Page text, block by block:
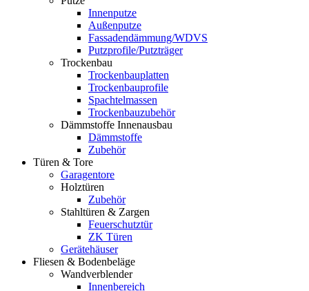
Innenputze
Außenputze
Fassadendämmung/WDVS
Putzprofile/Putzträger
Trockenbau
Trockenbauplatten
Trockenbauprofile
Spachtelmassen
Trockenbauzubehör
Dämmstoffe Innenausbau
Dämmstoffe
Zubehör
Türen & Tore
Garagentore
Holztüren
Zubehör
Stahltüren & Zargen
Feuerschutztür
ZK Türen
Gerätehäuser
Fliesen & Bodenbeläge
Wandverblender
Innenbereich